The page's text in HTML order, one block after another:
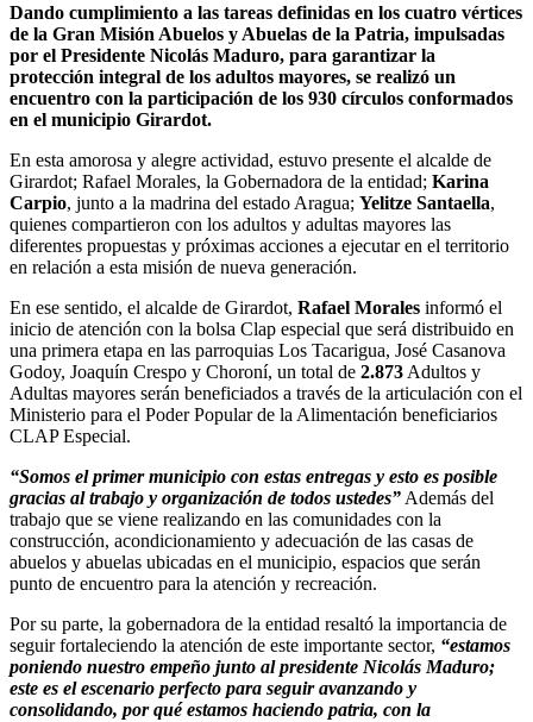
Dando cumplimiento a las tareas definidas en los cuatro vértices
de la Gran Misión Abuelos y Abuelas de la Patria, impulsadas
por el Presidente Nicolás Maduro, para garantizar la
protección integral de los adultos mayores, se realizó un
encuentro con la participación de los 930 círculos conformados
en el municipio Girardot.
En esta amorosa y alegre actividad, estuvo presente el alcalde de
Girardot; Rafael Morales, la Gobernadora de la entidad; Karina
Carpio, junto a la madrina del estado Aragua; Yelitze Santaella,
quienes compartieron con los adultos y adultas mayores las
diferentes propuestas y próximas acciones a ejecutar en el territorio
en relación a esta misión de nueva generación.
En ese sentido, el alcalde de Girardot, Rafael Morales informó el
inicio de atención con la bolsa Clap especial que será distribuido en
una primera etapa en las parroquias Los Tacarigua, José Casanova
Godoy, Joaquín Crespo y Choroní, un total de 2.873 Adultos y
Adultas mayores serán beneficiados a través de la articulación con el
Ministerio para el Poder Popular de la Alimentación beneficiarios
CLAP Especial.
“Somos el primer municipio con estas entregas y esto es posible
gracias al trabajo y organización de todos ustedes” Además del
trabajo que se viene realizando en las comunidades con la
construcción, acondicionamiento y adecuación de las casas de
abuelos y abuelas ubicadas en el municipio, espacios que serán
punto de encuentro para la atención y recreación.
Por su parte, la gobernadora de la entidad resaltó la importancia de
seguir fortaleciendo la atención de este importante sector, “estamos
poniendo nuestro empeño junto al presidente Nicolás Maduro;
este es el escenario perfecto para seguir avanzando y
consolidando, por qué estamos haciendo patria, con la